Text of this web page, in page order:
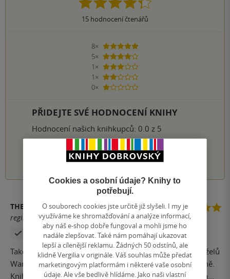
15 hodnocení čtenářů
8×
5 hvězdiček
5×
4 hvězdičky
1×
3 hvězdičky
1×
2 hvězdičky
0×
1 hvezdička
PŘIDEJTE SVÉ HODNOCENÍ KNIHY
Hodnocení našich knihkupců: 0.0 z 5
1 2 3 4 5
THEJOLANA
registrovaný uživatel
Zakoupil produkt
Hodnoceno z aplikace
Takové shrnutí některých paranormálních případů manželů
Warrenových. Některé jsou dost známé, některé už méně.
Kniha je čtivá, zajímavá a trochu děsivá, pokud věříte na
Cookies a osobní údaje? Knihy to
potřebují.
O souborech cookies jste určitě již slyšeli. I my je
využíváme ke shromažďování a analýze informací,
aby náš e-shop dobře fungoval a mohli jsme ho
nadále zlepšovat. Také nám pomáhají ukazovat
lepší a cílenější reklamu. Žádných 50 odstínů, ale
klidně Vergilia v originále. Váš souhlas může předat
marketingovým platformám i některé vaše osobní
údaje. Ale vše bedlivě hlídáme. Jako naši vlastní